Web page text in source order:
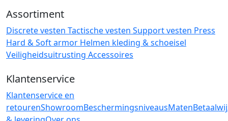
Assortiment
Discrete vesten Tactische vesten Support vesten Press
Hard & Soft armor Helmen kleding & schoeisel
Veiligheidsuitrusting Accessoires
Klantenservice
Klantenservice en
retourenShowroomBeschermingsniveausMaten